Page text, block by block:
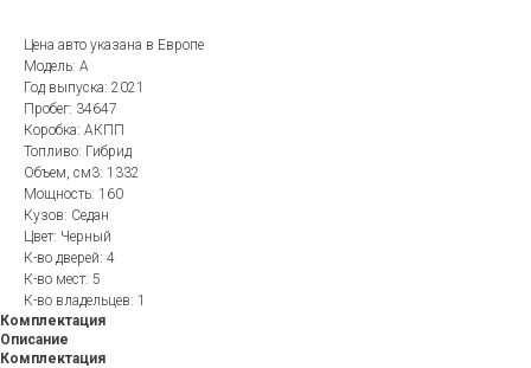
Цена авто указана в Европе
Модель: A
Год выпуска: 2021
Пробег: 34647
Коробка: АКПП
Топливо: Гибрид
Объем, см3: 1332
Мощность: 160
Кузов: Седан
Цвет: Черный
К-во дверей: 4
К-во мест: 5
К-во владельцев: 1
Комплектация
Описание
Комплектация